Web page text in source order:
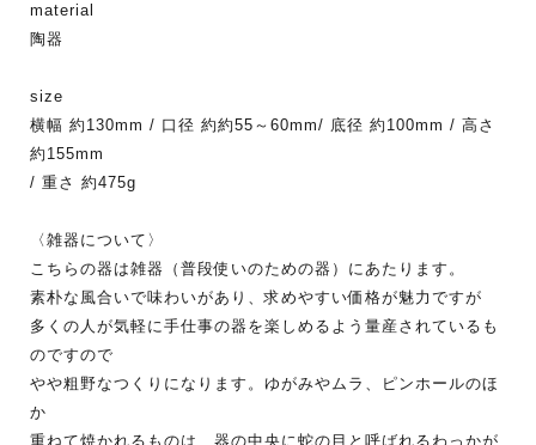
material
陶器
size
横幅 約130mm / 口径 約約55～60mm/ 底径 約100mm / 高さ
約155mm
/ 重さ 約475g
〈雑器について〉
こちらの器は雑器（普段使いのための器）にあたります。
素朴な風合いで味わいがあり、求めやすい価格が魅力ですが
多くの人が気軽に手仕事の器を楽しめるよう量産されているも
のですので
やや粗野なつくりになります。ゆがみやムラ、ピンホールのほ
か
重ねて焼かれるものは、器の中央に蛇の目と呼ばれるわっかが